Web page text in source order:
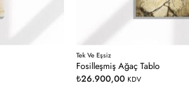
Tek Ve Eşsiz
Fosilleşmiş Ağaç Tablo
₺26.900,00 KDV